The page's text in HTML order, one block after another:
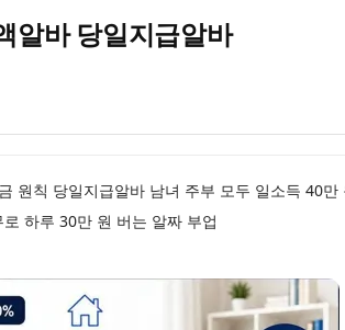
알바 당일지급알바
원칙 당일지급알바 남녀 주부 모두 일소득 40
하루 30만 원 버는 알짜 부업